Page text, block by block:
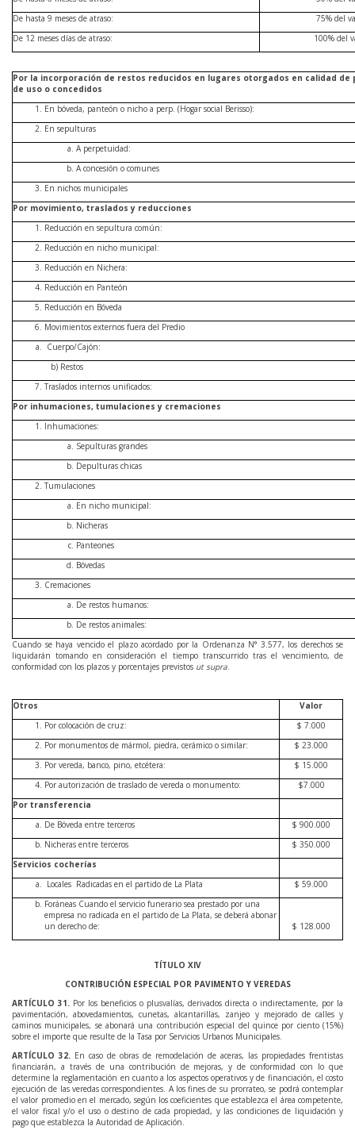
De hasta 9 meses de atraso:
75% del
De 12 meses días de atraso:
100% del
Por la incorporación de restos reducidos en lugares otorgados en calidad de
de uso o concedidos
En bóveda, panteón o nicho a perp. (Hogar social Berisso):
En sepulturas
A perpetuidad:
A concesión o comunes
En nichos municipales
Por movimiento, traslados y reducciones
Reducción en sepultura común:
Reducción en nicho municipal:
Reducción en Nichera:
Reducción en Panteón
Reducción en Bóveda
Movimientos externos fuera del Predio
Cuerpo/Cajón:
b) Restos
Traslados internos unificados:
Por inhumaciones, tumulaciones y cremaciones
Inhumaciones:
Sepulturas grandes
Depulturas chicas
Tumulaciones
En nicho municipal:
Nicheras
Panteones
Bóvedas
Cremaciones
De restos humanos:
De restos animales:
Cuando se haya vencido el plazo acordado por la Ordenanza N° 3.577, los derechos se
liquidarán tomando en consideración el tiempo transcurrido tras el vencimiento, de
conformidad con los plazos y porcentajes previstos ut supra.
Otros
Valor
Por colocación de cruz:
$ 7.000
Por monumentos de mármol, piedra, cerámico o similar:
$ 23.000
Por vereda, banco, pino, etcétera:
$ 15.000
Por autorización de traslado de vereda o monumento:
$7.000
Por transferencia
De Bóveda entre terceros
$ 900.000
Nicheras entre terceros
$ 350.000
Servicios cocherías
Locales Radicadas en el partido de La Plata
$ 59.000
Foráneas Cuando el servicio funerario sea prestado por una
empresa no radicada en el partido de La Plata, se deberá abonar
un derecho de:
$ 128.000
TÍTULO XIV
CONTRIBUCIÓN ESPECIAL POR PAVIMENTO Y VEREDAS
ARTÍCULO 31. Por los beneficios o plusvalías, derivados directa o indirectamente, por la
pavimentación, abovedamientos, cunetas, alcantarillas, zanjeo y mejorado de calles y
caminos municipales, se abonará una contribución especial del quince por ciento (15%)
sobre el importe que resulte de la Tasa por Servicios Urbanos Municipales.
ARTÍCULO 32. En caso de obras de remodelación de aceras, las propiedades frentistas
financiarán, a través de una contribución de mejoras, y de conformidad con lo que
determine la reglamentación en cuanto a los aspectos operativos y de financiación, el costo
ejecución de las veredas correspondientes. A los fines de su prorrateo, se podrá contemplar
el valor promedio en el mercado, según los coeficientes que establezca el área competente,
el valor fiscal y/o el uso o destino de cada propiedad, y las condiciones de liquidación y
pago que establezca la Autoridad de Aplicación.